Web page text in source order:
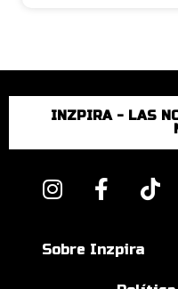
INZPIRA - LAS
Sobre Inzpira